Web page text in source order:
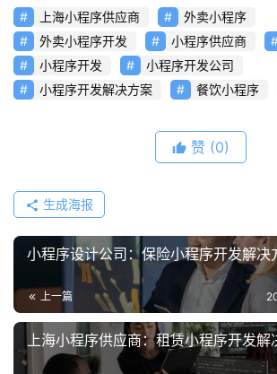
常
见
问
题
上海小程序供应商
外卖小程序
外卖小程序开发
小程序供应商
小程序开发
小程序开发公司
小程序开发解决方案
餐饮小程序
赞 (0)
生成海报
小程序设计公司：保险小程序开发解决
上一篇
上海小程序供应商：租赁小程序开发解